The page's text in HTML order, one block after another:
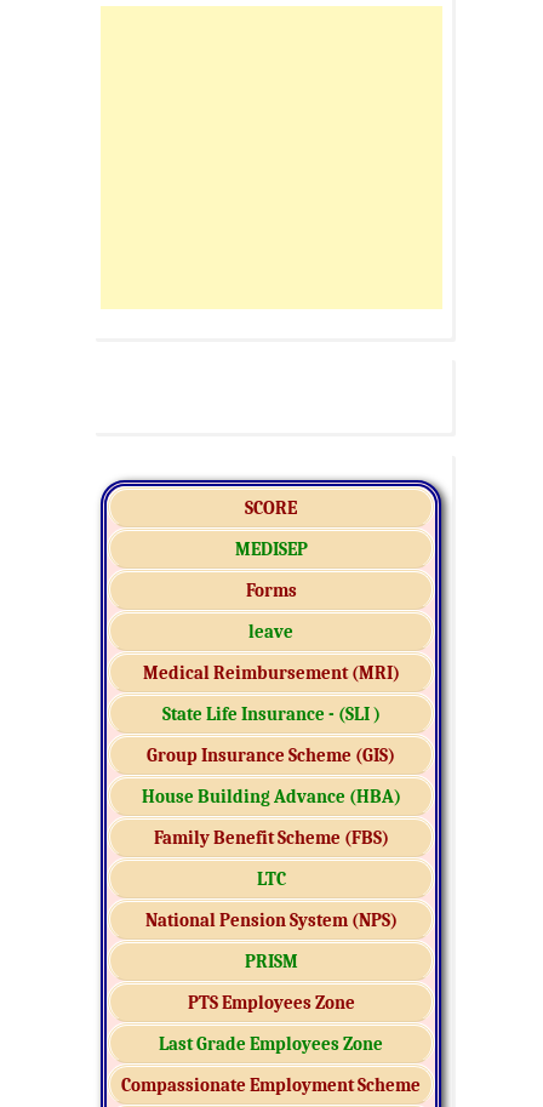
SCORE
MEDISEP
Forms
leave
Medical Reimbursement (MRI)
State Life Insurance - (SLI )
Group Insurance Scheme (GIS)
House Building Advance (HBA)
Family Benefit Scheme (FBS)
LTC
National Pension System (NPS)
PRISM
PTS Employees Zone
Last Grade Employees Zone
Compassionate Employment Scheme